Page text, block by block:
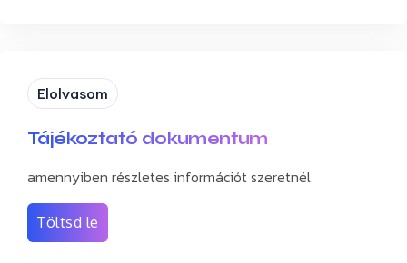
Elolvasom
Tájékoztató dokumentum
amennyiben részletes információt szeretnél
Töltsd le